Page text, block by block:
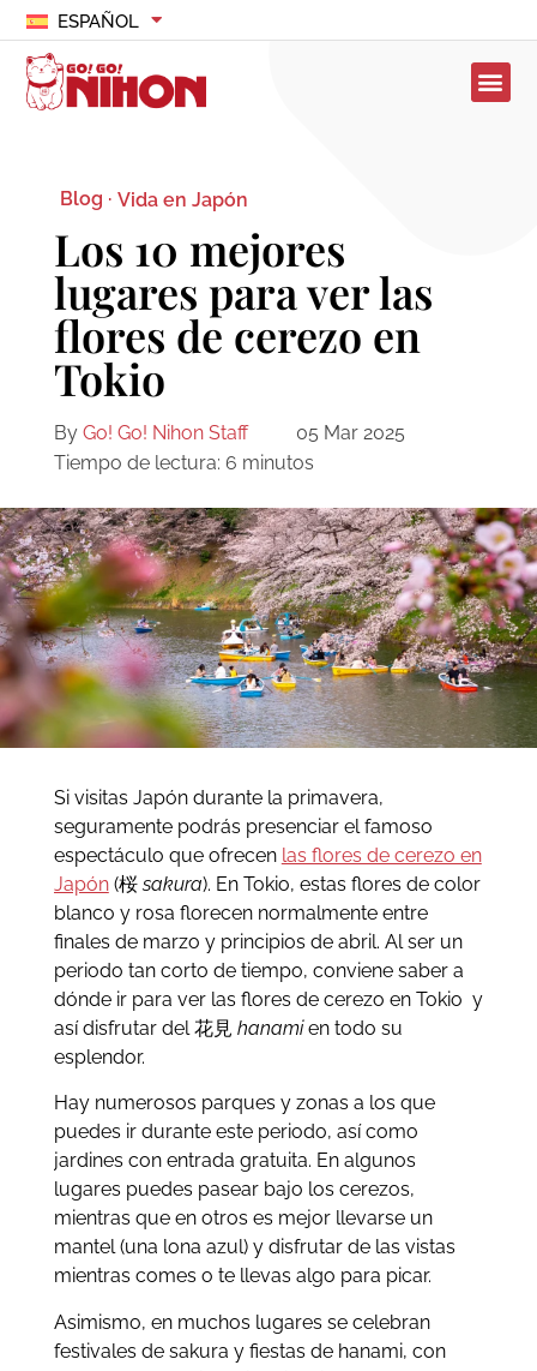
ESPAÑOL
Blog · Vida en Japón
Los 10 mejores
lugares para ver las
flores de cerezo en
Tokio
By Go! Go! Nihon Staff
05 Mar 2025
Tiempo de lectura: 6 minutos
Si visitas Japón durante la primavera,
seguramente podrás presenciar el famoso
espectáculo que ofrecen las flores de cerezo en
Japón(桜sakura). En Tokio, estas flores de color
blanco y rosa florecen normalmente entre
finales de marzo y principios de abril. Al ser un
periodo tan corto de tiempo, conviene saber a
dónde ir para ver las flores de cerezo en Tokio y
así disfrutar del 花見 hanamien todo su
esplendor.
Hay numerosos parques y zonas a los que
puedes ir durante este periodo, así como
jardines con entrada gratuita. En algunos
lugares puedes pasear bajo los cerezos,
mientras que en otros es mejor llevarse un
mantel (una lona azul) y disfrutar de las vistas
mientras comes o te llevas algo para picar.
Asimismo, en muchos lugares se celebran
festivales de sakura y fiestas de hanami, con